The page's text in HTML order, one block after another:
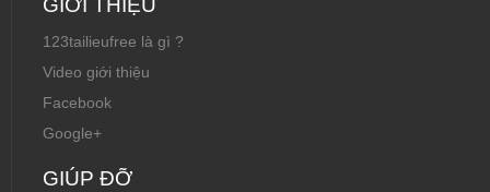
123tailieufree là gì ?
Video giới thiệu
Facebook
Google+
GIÚP ĐỠ